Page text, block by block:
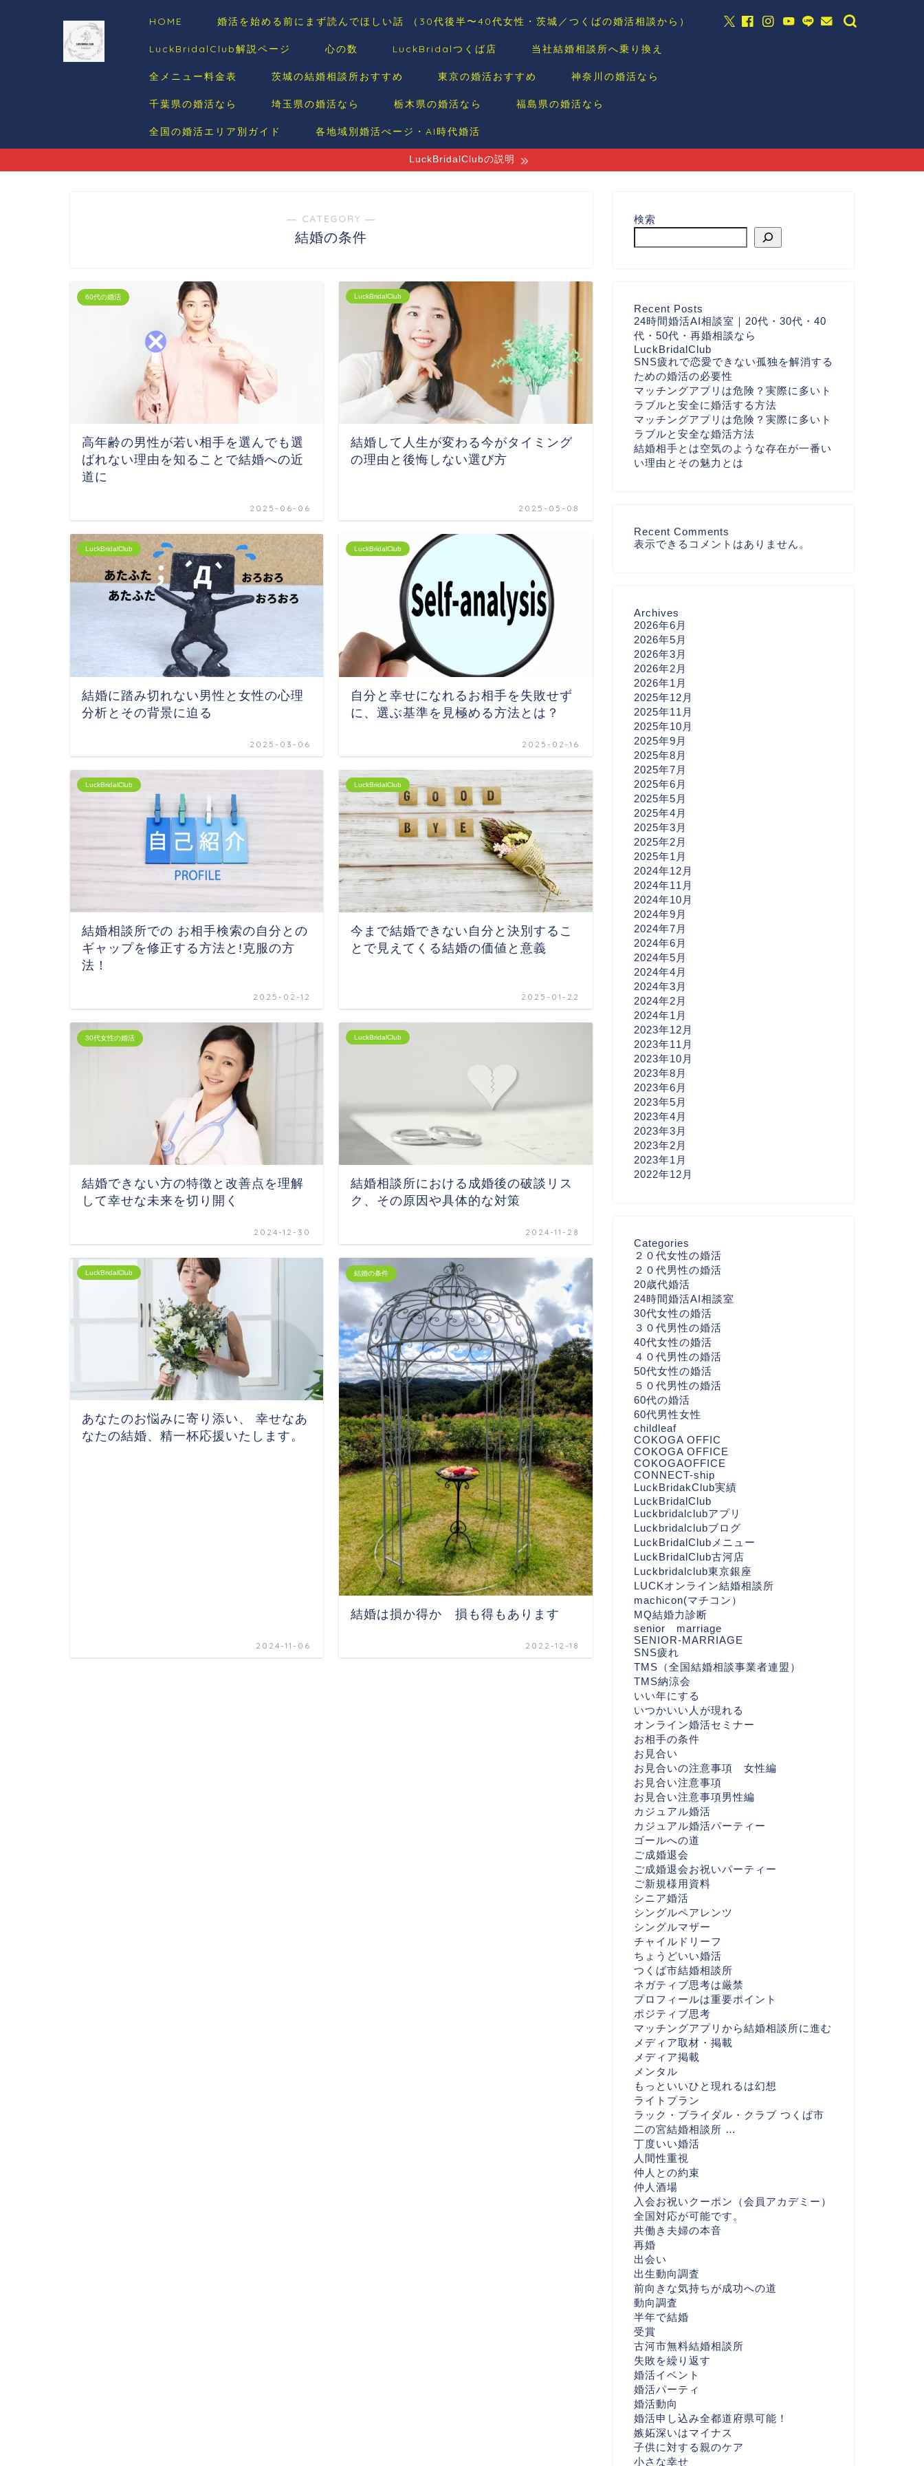
HOME 婚活を始める前にまず読んでほしい話 （30代後半〜40代女性・茨城／つくばの婚活相談から）
LuckBridalClub解説ページ 心の数 LuckBridalつくば店 当社結婚相談所へ乗り換え
全メニュー料金表 茨城の結婚相談所おすすめ 東京の婚活おすすめ 神奈川の婚活なら
千葉県の婚活なら 埼玉県の婚活なら 栃木県の婚活なら 福島県の婚活なら
全国の婚活エリア別ガイド 各地域別婚活ぺージ・AI時代婚活
LuckBridalClubの説明
― CATEGORY ―
結婚の条件
60代の婚活
高年齢の男性が若い相手を選んでも選
ばれない理由を知ることで結婚への近
道に
2025-06-06
LuckBridalClub
結婚して人生が変わる今がタイミング
の理由と後悔しない選び方
2025-05-08
LuckBridalClub
結婚に踏み切れない男性と女性の心理
分析とその背景に迫る
2025-03-06
LuckBridalClub
自分と幸せになれるお相手を失敗せず
に、選ぶ基準を見極める方法とは？
2025-02-16
LuckBridalClub
結婚相談所での お相手検索の自分との
ギャップを修正する方法と!克服の方
法！
2025-02-12
LuckBridalClub
今まで結婚できない自分と決別するこ
とで見えてくる結婚の価値と意義
2025-01-22
30代女性の婚活
結婚できない方の特徴と改善点を理解
して幸せな未来を切り開く
2024-12-30
LuckBridalClub
結婚相談所における成婚後の破談リス
ク、その原因や具体的な対策
2024-11-28
LuckBridalClub
あなたのお悩みに寄り添い、 幸せなあ
なたの結婚、精一杯応援いたします。
2024-11-06
結婚の条件
結婚は損か得か 損も得もあります
2022-12-18
検索
Recent Posts
24時間婚活AI相談室｜20代・30代・40
代・50代・再婚相談なら
LuckBridalClub
SNS疲れで恋愛できない孤独を解消する
ための婚活の必要性
マッチングアプリは危険？実際に多いト
ラブルと安全に婚活する方法
マッチングアプリは危険？実際に多いト
ラブルと安全な婚活方法
結婚相手とは空気のような存在が一番い
い理由とその魅力とは
Recent Comments
表示できるコメントはありません。
Archives
2026年6月
2026年5月
2026年3月
2026年2月
2026年1月
2025年12月
2025年11月
2025年10月
2025年9月
2025年8月
2025年7月
2025年6月
2025年5月
2025年4月
2025年3月
2025年2月
2025年1月
2024年12月
2024年11月
2024年10月
2024年9月
2024年7月
2024年6月
2024年5月
2024年4月
2024年3月
2024年2月
2024年1月
2023年12月
2023年11月
2023年10月
2023年8月
2023年6月
2023年5月
2023年4月
2023年3月
2023年2月
2023年1月
2022年12月
Categories
２０代女性の婚活
２０代男性の婚活
20歳代婚活
24時間婚活AI相談室
30代女性の婚活
３０代男性の婚活
40代女性の婚活
４０代男性の婚活
50代女性の婚活
５０代男性の婚活
60代の婚活
60代男性女性
childleaf
COKOGA OFFIC
COKOGA OFFICE
COKOGAOFFICE
CONNECT-ship
LuckBridakClub実績
LuckBridalClub
Luckbridalclubアプリ
Luckbridalclubブログ
LuckBridalClubメニュー
LuckBridalClub古河店
Luckbridalclub東京銀座
LUCKオンライン結婚相談所
machicon(マチコン）
MQ結婚力診断
senior marriage
SENIOR-MARRIAGE
SNS疲れ
TMS（全国結婚相談事業者連盟）
TMS納涼会
いい年にする
いつかいい人が現れる
オンライン婚活セミナー
お相手の条件
お見合い
お見合いの注意事項 女性編
お見合い注意事項
お見合い注意事項男性編
カジュアル婚活
カジュアル婚活パーティー
ゴールへの道
ご成婚退会
ご成婚退会お祝いパーティー
ご新規様用資料
シニア婚活
シングルペアレンツ
シングルマザー
チャイルドリーフ
ちょうどいい婚活
つくば市結婚相談所
ネガティブ思考は厳禁
プロフィールは重要ポイント
ポジティブ思考
マッチングアプリから結婚相談所に進む
メディア取材・掲載
メディア掲載
メンタル
もっといいひと現れるは幻想
ライトプラン
ラック・ブライダル・クラブ つくば市
二の宮結婚相談所 …
丁度いい婚活
人間性重視
仲人との約束
仲人酒場
入会お祝いクーポン（会員アカデミー）
全国対応が可能です。
共働き夫婦の本音
再婚
出会い
出生動向調査
前向きな気持ちが成功への道
動向調査
半年で結婚
受賞
古河市無料結婚相談所
失敗を繰り返す
婚活イベント
婚活パーティ
婚活動向
婚活申し込み全都道府県可能！
嫉妬深いはマイナス
子供に対する親のケア
小さな幸せ